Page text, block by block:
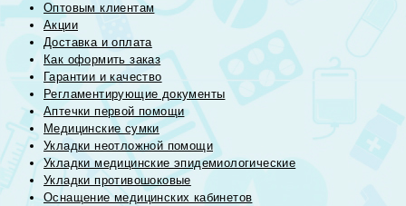
Оптовым клиентам
Акции
Доставка и оплата
Как оформить заказ
Гарантии и качество
Регламентирующие документы
Аптечки первой помощи
Медицинские сумки
Укладки неотложной помощи
Укладки медицинские эпидемиологические
Укладки противошоковые
Оснащение медицинских кабинетов